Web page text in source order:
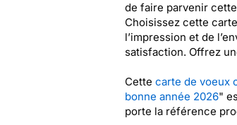
de faire parvenir
Choisissez cette
l’impression et de
satisfaction. Offrez
Cette carte de voeux
bonne année 2026"
porte la référence